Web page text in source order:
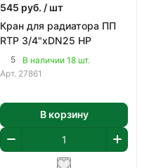
545 руб. / шт
Кран для радиатора ПП
RTP 3/4"хDN25 НР
5
В наличии 18 шт.
Арт. 27861
В корзину